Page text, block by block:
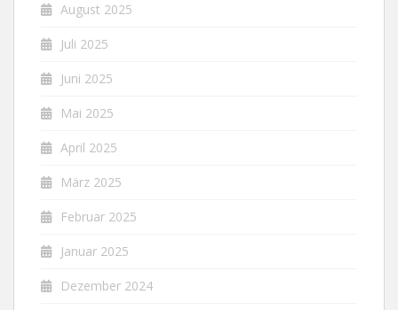
August 2025
Juli 2025
Juni 2025
Mai 2025
April 2025
März 2025
Februar 2025
Januar 2025
Dezember 2024